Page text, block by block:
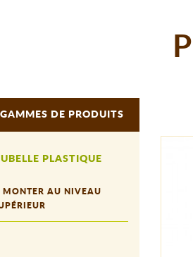
DE PRODUITS
PLASTIQUE
MONTER AU NIVEAU